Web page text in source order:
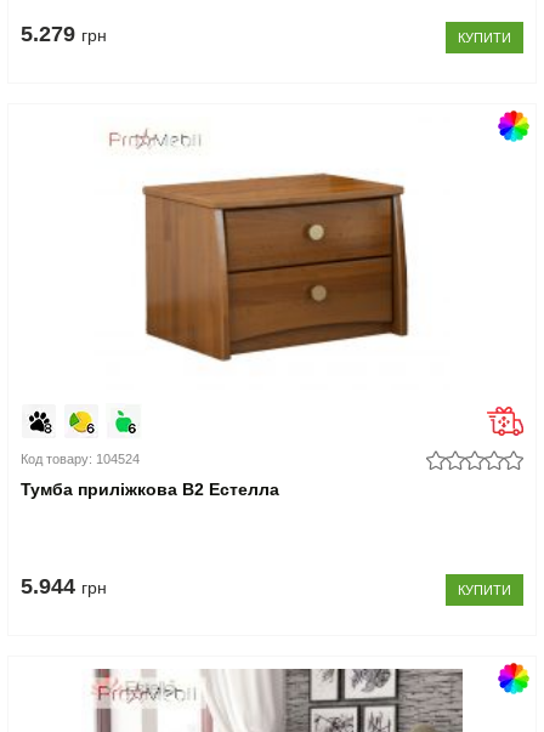
5.279 грн КУПИТИ
Код товару: 104524
Тумба приліжкова В2 Естелла
5.944 грн КУПИТИ